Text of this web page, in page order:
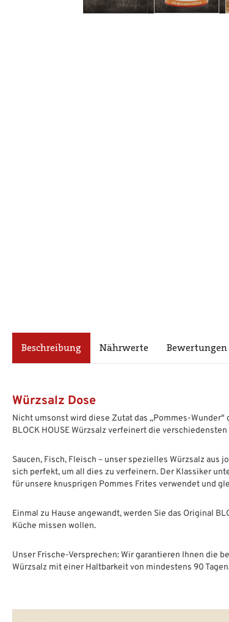
Beschreibung Nährwerte Bewertungen
Würzsalz Dose
Nicht umsonst wird diese Zutat das „Pommes-
BLOCK HOUSE Würzsalz verfeinert die
Saucen, Fisch, Fleisch – unser spezielles Würzsalz
sich perfekt, um all dies zu verfeinern. Der Klassiker
für unsere knusprigen Pommes Frites verwendet und
Einmal zu Hause angewandt, werden Sie das Original
Küche missen wollen.
Unser Frische-Versprechen: Wir garantieren Ihnen die
Würzsalz mit einer Haltbarkeit von mindestens 90